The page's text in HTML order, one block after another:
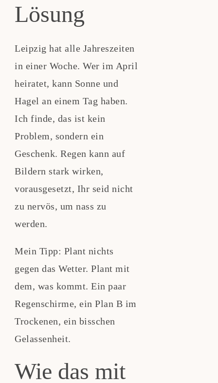
Lösung
Leipzig hat alle Jahreszeiten
in einer Woche. Wer im April
heiratet, kann Sonne und
Hagel an einem Tag haben.
Ich finde, das ist kein
Problem, sondern ein
Geschenk. Regen kann auf
Bildern stark wirken,
vorausgesetzt, Ihr seid nicht
zu nervös, um nass zu
werden.
Mein Tipp: Plant nichts
gegen das Wetter. Plant mit
dem, was kommt. Ein paar
Regenschirme, ein Plan B im
Trockenen, ein bisschen
Gelassenheit.
Wie das mit